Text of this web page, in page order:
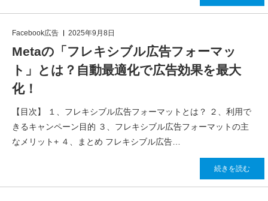
Facebook広告 2025年9月8日
Metaの「フレキシブル広告フォーマッ
ト」とは？自動最適化で広告効果を最大
化！
【目次】 １、フレキシブル広告フォーマットとは？ ２、利用で
きるキャンペーン目的 ３、フレキシブル広告フォーマットの主
なメリット+ ４、まとめ フレキシブル広告…
続きを読む